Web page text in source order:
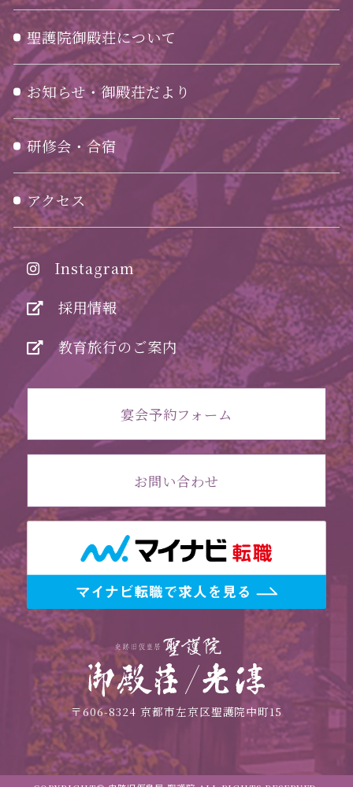
聖護院御殿荘について
お知らせ・御殿荘だより
研修会・合宿
アクセス
Instagram
採用情報
教育旅行のご案内
宴会予約フォーム
お問い合わせ
〒606-8324 京都市左京区聖護院中町15